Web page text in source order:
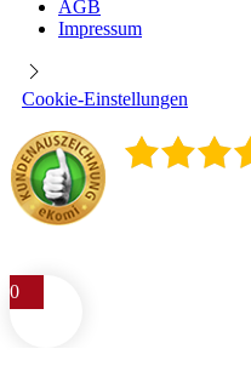
AGB
Impressum
Cookie-Einstellungen
0